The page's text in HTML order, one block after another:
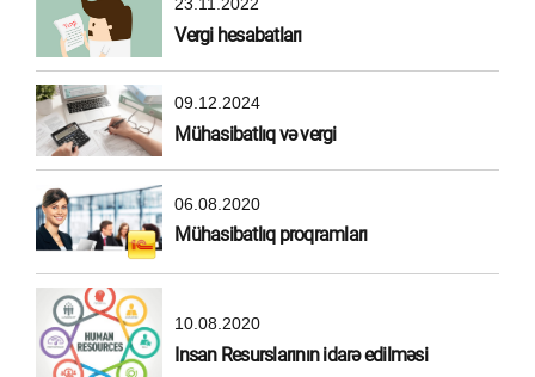
23.11.2022
Vergi hesabatları
09.12.2024
Mühasibatlıq və vergi
06.08.2020
Mühasibatlıq proqramları
10.08.2020
Insan Resurslarının idarə edilməsi